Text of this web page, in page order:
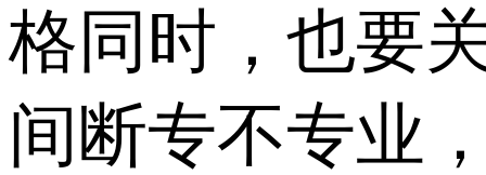
格同时，也要
间断专不专业